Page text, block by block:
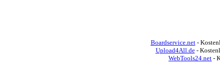
Boardservice.net-
Upload4All.de-
WebTools24.net -